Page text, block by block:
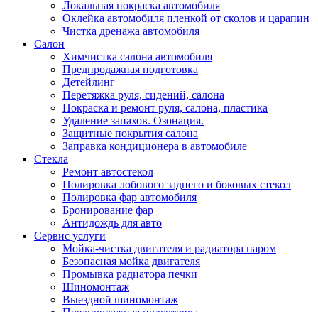
Локальная покраска автомобиля
Оклейка автомобиля пленкой от сколов и царапин
Чистка дренажа автомобиля
Салон
Химчистка салона автомобиля
Предпродажная подготовка
Детейлинг
Перетяжка руля, сидений, салона
Покраска и ремонт руля, салона, пластика
Удаление запахов. Озонация.
Защитные покрытия салона
Заправка кондиционера в автомобиле
Стекла
Ремонт автостекол
Полировка лобового заднего и боковых стекол
Полировка фар автомобиля
Бронирование фар
Антидождь для авто
Сервис услуги
Мойка-чистка двигателя и радиатора паром
Безопасная мойка двигателя
Промывка радиатора печки
Шиномонтаж
Выездной шиномонтаж